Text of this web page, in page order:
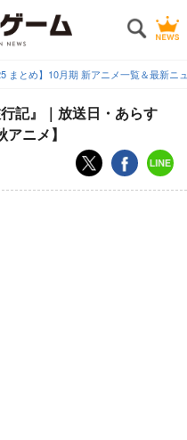
まとめ】10月期 新アニメ一覧＆最新ニ
記』｜放送日・あらす
ニメ】